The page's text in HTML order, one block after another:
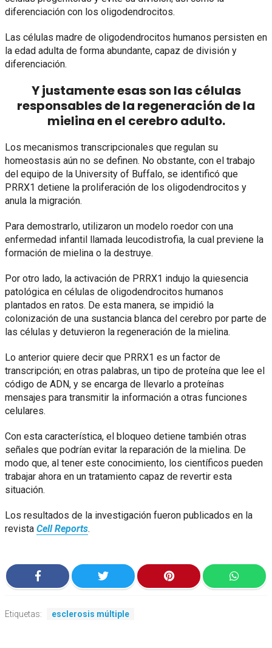
diferenciación con los oligodendrocitos.
Las células madre de oligodendrocitos humanos persisten en
la edad adulta de forma abundante, capaz de división y
diferenciación.
Y justamente esas son las células
responsables de la regeneración de la
mielina en el cerebro adulto.
Los mecanismos transcripcionales que regulan su
homeostasis aún no se definen. No obstante, con el trabajo
del equipo de la University of Buffalo, se identificó que
PRRX1 detiene la proliferación de los oligodendrocitos y
anula la migración.
Para demostrarlo, utilizaron un modelo roedor con una
enfermedad infantil llamada leucodistrofia, la cual previene la
formación de mielina o la destruye.
Por otro lado, la activación de PRRX1 indujo la quiesencia
patológica en células de oligodendrocitos humanos
plantados en ratos. De esta manera, se impidió la
colonización de una sustancia blanca del cerebro por parte de
las células y detuvieron la regeneración de la mielina.
Lo anterior quiere decir que PRRX1 es un factor de
transcripción; en otras palabras, un tipo de proteína que lee el
código de ADN, y se encarga de llevarlo a proteínas
mensajes para transmitir la información a otras funciones
celulares.
Con esta característica, el bloqueo detiene también otras
señales que podrían evitar la reparación de la mielina. De
modo que, al tener este conocimiento, los científicos pueden
trabajar ahora en un tratamiento capaz de revertir esta
situación.
Los resultados de la investigación fueron publicados en la
revista Cell Reports.
Etiquetas: esclerosis múltiple